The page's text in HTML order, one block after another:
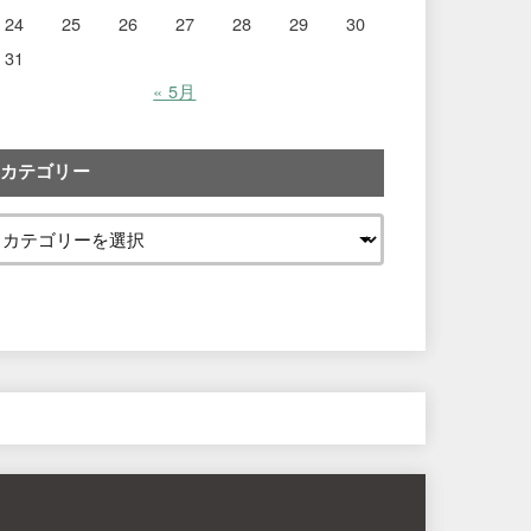
24
25 26 27 28 29
30
31
« 5月
カテゴリー